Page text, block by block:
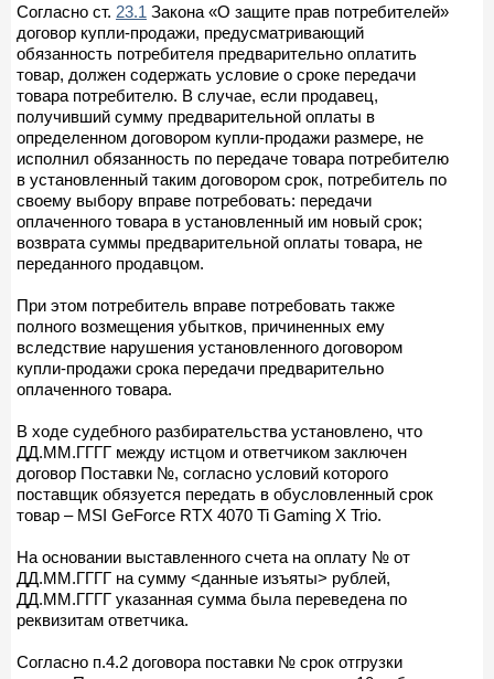
Согласно ст. 23.1 Закона «О защите прав потребителей»
договор купли-продажи, предусматривающий
обязанность потребителя предварительно оплатить
товар, должен содержать условие о сроке передачи
товара потребителю. В случае, если продавец,
получивший сумму предварительной оплаты в
определенном договором купли-продажи размере, не
исполнил обязанность по передаче товара потребителю
в установленный таким договором срок, потребитель по
своему выбору вправе потребовать: передачи
оплаченного товара в установленный им новый срок;
возврата суммы предварительной оплаты товара, не
переданного продавцом.
При этом потребитель вправе потребовать также
полного возмещения убытков, причиненных ему
вследствие нарушения установленного договором
купли-продажи срока передачи предварительно
оплаченного товара.
В ходе судебного разбирательства установлено, что
ДД.ММ.ГГГГ между истцом и ответчиком заключен
договор Поставки №, согласно условий которого
поставщик обязуется передать в обусловленный срок
товар – MSI GeForce RTX 4070 Ti Gaming X Trio.
На основании выставленного счета на оплату № от
ДД.ММ.ГГГГ на сумму <данные изъяты> рублей,
ДД.ММ.ГГГГ указанная сумма была переведена по
реквизитам ответчика.
Согласно п.4.2 договора поставки № срок отгрузки